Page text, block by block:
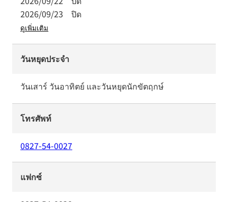
2026/09/23 ปิด
ดูเพิ่มเติม
วันหยุดประจำ
วันเสาร์ วันอาทิตย์ และวันหยุดนักขัตฤกษ์
โทรศัพท์
0827-54-0027
แฟกซ์